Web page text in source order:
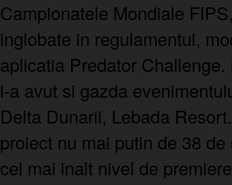
Campionatele Mondiale
inglobate in regulamentul,
aplicatia Predator
l-a avut si gazda
Delta Dunarii, Lebada
proiect nu mai putin de 38
cel mai inalt nivel de